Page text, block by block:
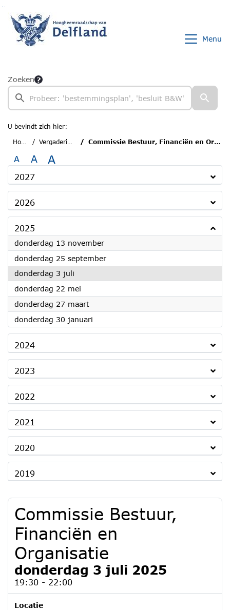
Menu
Zoeken
U bevindt zich hier:
Home
Vergaderingen Commissie Bestuur, Financiën en Organisatie
A A A
2027
2026
2025
donderdag 13 november2025
donderdag 25 september2025
donderdag 3 juli
donderdag 22 mei
donderdag 27 maart2025
donderdag 30 januari
2024
2023
2022
2021
2020
2019
Commissie Bestuur,
Financiën en
Organisatie
donderdag 3 juli 2025
19:30 - 22:00
Locatie